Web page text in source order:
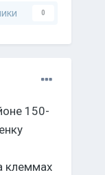
0
150-
клеммах